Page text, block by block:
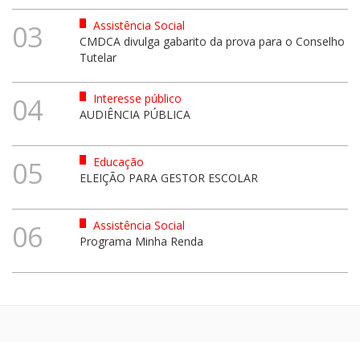
03
Assistência Social
CMDCA divulga gabarito da prova para o Conselho
Tutelar
04
Interesse público
AUDIÊNCIA PÚBLICA
05
Educação
ELEIÇÃO PARA GESTOR ESCOLAR
06
Assistência Social
Programa Minha Renda